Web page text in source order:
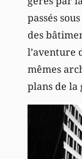
passés
des
l’aventure
mêmes
plans de la